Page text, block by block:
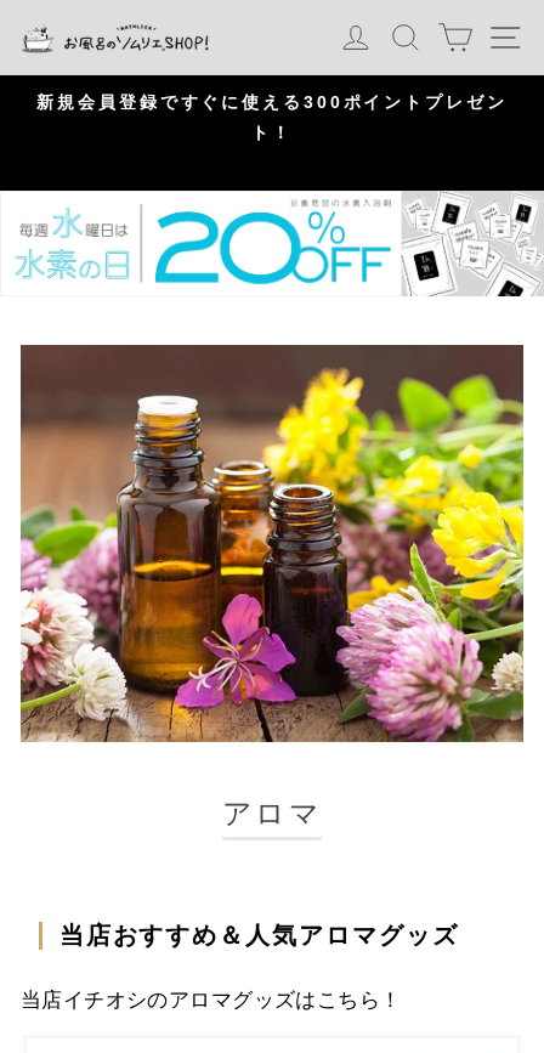
ログイン
検索 カート
P
s
e
新規会員登録ですぐに使える300ポイントプレゼン
ト！
アロマ
当店おすすめ＆人気アロマグッズ
当店イチオシのアロマグッズはこちら！